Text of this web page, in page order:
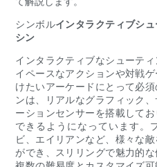
シンボルインタラクティブシ
シン
インタラクティブなシューテ
イペースなアクションや対戦
けたいアーケードにとって必
ンは、リアルなグラフィック
ーションセンサーを搭載して
できるようになっています。
ビ、エイリアンなど、様々な
ができ、スリリングで魅力的